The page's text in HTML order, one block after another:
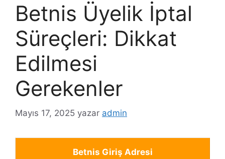
Betnis Üyelik İptal
Süreçleri: Dikkat
Edilmesi
Gerekenler
Mayıs 17, 2025 yazar admin
Betnis Giriş Adresi